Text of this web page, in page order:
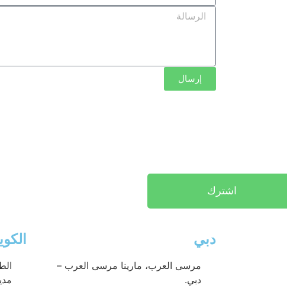
إرسال
اشترك
دبي
مرسى العرب، مارينا مرسى العرب –
دبي.
الطابق